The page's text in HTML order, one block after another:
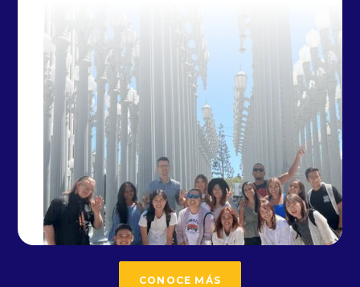
CONOCE MÁS